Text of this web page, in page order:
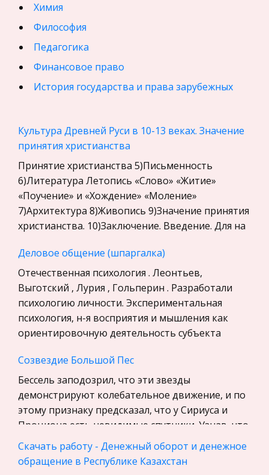
Химия
Философия
Педагогика
Финансовое право
История государства и права зарубежных
Физика
Искусство, Культура, Литература
Компьютерные сети
Материаловедение
Авиация
Бухгалтерский учет
История
Уголовное право
Экскурсии и туризм
Маркетинг, товароведение, реклама
Социология
Религия
Культурология
Экологическое право
Физкультура и Спорт, Здоровье
Теория государства и права
Культура Древней Руси в 10-13 веках. Значение
принятия христианства
Принятие христианства 5)Письменность
6)Литература Летопись «Слово» «Житие»
«Поучение» и «Хождение» «Моление»
7)Архитектура 8)Живопись 9)Значение принятия
христианства. 10)Заключение. Введение. Для на
Деловое общение (шпаргалка)
Отечественная психология . Леонтьев,
Выготский , Лурия , Гольперин . Разработали
психологию личности. Экспериментальная
психология, н-я восприятия и мышления как
ориентировочную деятельность субъекта
Созвездие Большой Пес
Бессель заподозрил, что эти звезды
демонстрируют колебательное движение, и по
этому признаку предсказал, что у Сириуса и
Проциона есть невидимые спутники. Узнав, что
он безнадежно болен, Бессель в 184
Организация Объединенных Наций по
Скачать работу - Денежный оборот и денежное
обращение в Республике Казахстан